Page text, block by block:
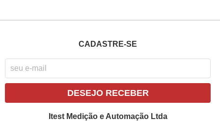
CADASTRE-SE
DESEJO RECEBER
Itest Medição e Automação Ltda